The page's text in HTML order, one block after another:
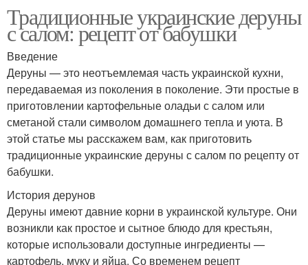
Традиционные украинские деруны
с салом: рецепт от бабушки
Введение
Деруны — это неотъемлемая часть украинской кухни,
передаваемая из поколения в поколение. Эти простые в
приготовлении картофельные оладьи с салом или
сметаной стали символом домашнего тепла и уюта. В
этой статье мы расскажем вам, как приготовить
традиционные украинские деруны с салом по рецепту от
бабушки.
История дерунов
Деруны имеют давние корни в украинской культуре. Они
возникли как простое и сытное блюдо для крестьян,
которые использовали доступные ингредиенты —
картофель, муку и яйца. Со временем рецепт